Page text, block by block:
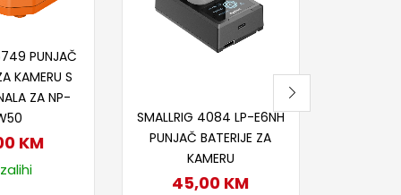
PUNJAČ
KAMERU S
ZA NP-
KM
SMALLRIG 4084 LP-E6NH
PUNJAČ BATERIJE ZA
KAMERU
45,00 KM